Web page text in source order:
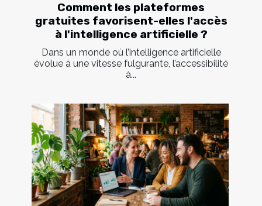
Comment les plateformes
gratuites favorisent-elles l'accès
à l'intelligence artificielle ?
Dans un monde où l’intelligence artificielle
évolue à une vitesse fulgurante, l’accessibilité
à...